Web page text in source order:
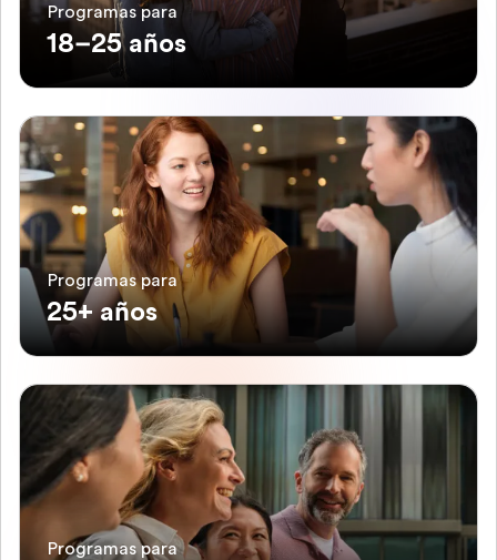
Programas para
18–25 años
Programas para
25+ años
Programas para